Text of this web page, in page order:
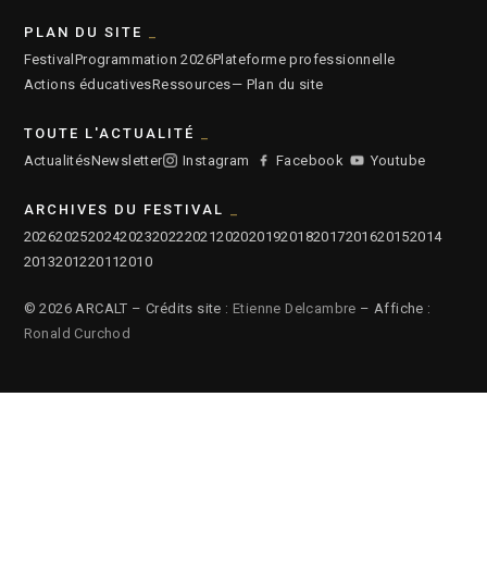
PLAN DU SITE
Festival Programmation 2026Plateforme professionnelle
Actions éducativesRessources— Plan du site
TOUTE L'ACTUALITÉ
ActualitésNewsletter Instagram Facebook Youtube
ARCHIVES DU FESTIVAL
2026202520242023202220212020201920182017201620152014
2013201220112010
© 2026 ARCALT – Crédits site : Etienne Delcambre – Affiche :
Ronald Curchod